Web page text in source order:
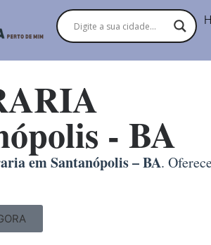
- BA
em Santanópolis – BA.